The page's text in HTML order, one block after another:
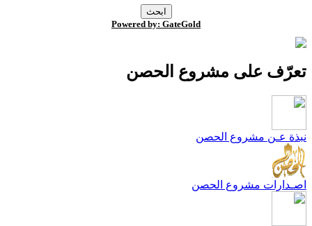
Powered by: GateGold
على مشروع الحصن
عـن مشروع الحصن
مشروع الحصن